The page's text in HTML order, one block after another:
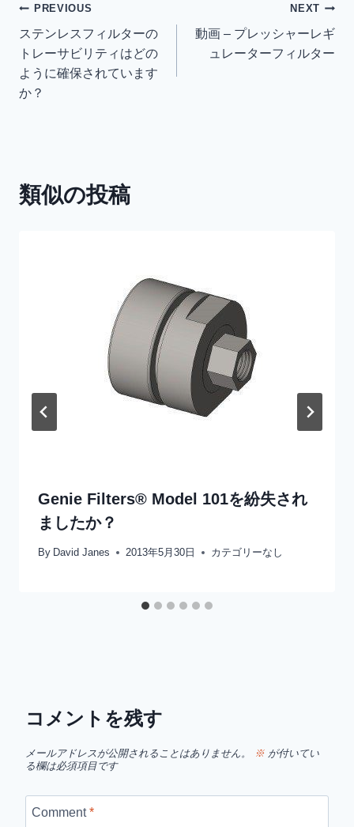
投
稿
ナ
ー
シ
PREVIOUS
ステンレスフィルターの
トレーサビリティはどの
ように確保されています
か？
NEXT
動画 – プレッシャーレギ
ュレーターフィルター
類似の投稿
Genie Filters® Model 101を紛失され
ましたか？
By David Janes 2013年5月30日 カテゴリーなし
コメントを残す
メールアドレスが公開されることはありません。 ※ が付いてい
る欄は必須項目です
Comment*